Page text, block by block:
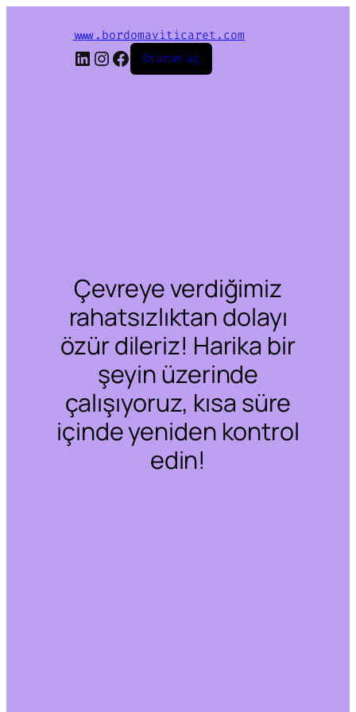
www.bordomaviticaret.com
LinkedIn
Instagram
Facebook
Oturum aç
Çevreye verdiğimiz
rahatsızlıktan dolayı
özür dileriz! Harika bir
şeyin üzerinde
çalışıyoruz, kısa süre
içinde yeniden kontrol
edin!